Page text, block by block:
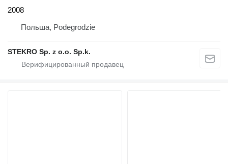
2008
Польша, Podegrodzie
STEKRO Sp. z o.o. Sp.k.